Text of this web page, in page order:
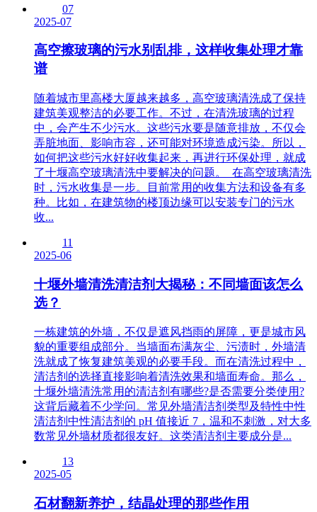
07
2025-07
高空擦玻璃的污水别乱排，这样收集处理才靠
谱
随着城市里高楼大厦越来越多，高空玻璃清洗成了保持
建筑美观整洁的必要工作。不过，在清洗玻璃的过程
中，会产生不少污水。这些污水要是随意排放，不仅会
弄脏地面、影响市容，还可能对环境造成污染。所以，
如何把这些污水好好收集起来，再进行环保处理，就成
了十堰高空玻璃清洗中要解决的问题。​ 在高空玻璃清洗
时，污水收集是一步。目前常用的收集方法和设备有多
种。比如，在建筑物的楼顶边缘可以安装专门的污水
收...
11
2025-06
十堰外墙清洗清洁剂大揭秘：不同墙面该怎么
选？​
一栋建筑的外墙，不仅是遮风挡雨的屏障，更是城市风
貌的重要组成部分。当墙面布满灰尘、污渍时，外墙清
洗就成了恢复建筑美观的必要手段。而在清洗过程中，
清洁剂的选择直接影响着清洗效果和墙面寿命。那么，
十堰外墙清洗常用的清洁剂有哪些?是否需要分类使用?
这背后藏着不少学问。​ 常见外墙清洁剂类型及特性​ 中性
清洁剂​ 中性清洁剂的 pH 值接近 7，温和不刺激，对大多
数常见外墙材质都很友好。这类清洁剂主要成分是...
13
2025-05
石材翻新养护，结晶处理的那些作用